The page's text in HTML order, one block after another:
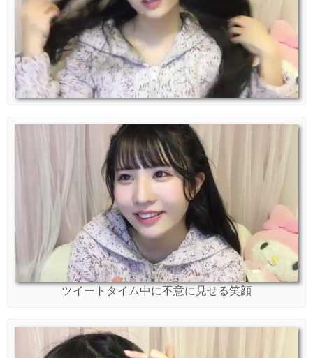
ツイートタイム中に不意に見せる笑顔